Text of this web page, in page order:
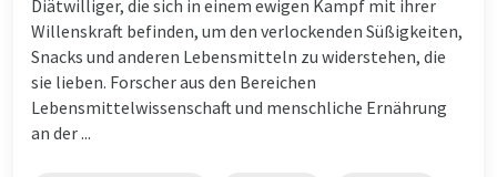
Diätwilliger, die sich in einem ewigen Kampf mit ihrer
Willenskraft befinden, um den verlockenden Süßigkeiten,
Snacks und anderen Lebensmitteln zu widerstehen, die
sie lieben. Forscher aus den Bereichen
Lebensmittelwissenschaft und menschliche Ernährung
an der ...